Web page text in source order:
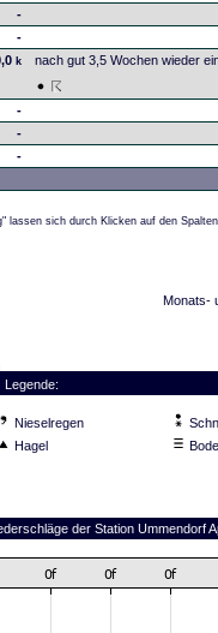
-
-
k nach gut 3,5 Wochen wieder
-
-
-
lassen sich durch Klicken auf den
Monats-
Legende:
Nieselregen
Hagel
der Station Ummendorf